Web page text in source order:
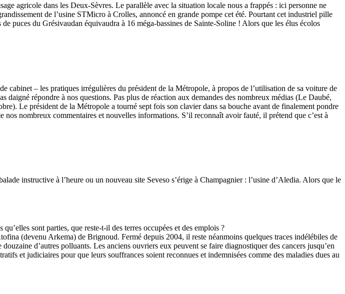
agricole dans les Deux-Sèvres. Le parallèle avec la situation locale nous a frappés : ici personne ne
de l’usine STMicro à Crolles, annoncé en grande pompe cet été. Pourtant cet industriel pille
puces du Grésivaudan équivaudra à 16 méga-bassines de Sainte-Soline ! Alors que les élus écolos
cabinet – les pratiques irrégulières du président de la Métropole, à propos de l’utilisation de sa voiture de
répondre à nos questions. Pas plus de réaction aux demandes des nombreux médias (Le Daubé,
Le président de la Métropole a tourné sept fois son clavier dans sa bouche avant de finalement pondre
nombreux commentaires et nouvelles informations. S’il reconnaît avoir fauté, il prétend que c’est à
instructive à l’heure ou un nouveau site Seveso s’érige à Champagnier : l’usine d’Aledia. Alors que le
sont parties, que reste-t-il des terres occupées et des emplois ?
(devenu Arkema) de Brignoud. Fermé depuis 2004, il reste néanmoins quelques traces indélébiles de
d’autres polluants. Les anciens ouvriers eux peuvent se faire diagnostiquer des cancers jusqu’en
et judiciaires pour que leurs souffrances soient reconnues et indemnisées comme des maladies dues au